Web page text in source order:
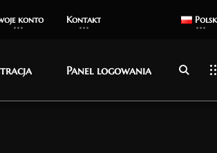
konto
konto Kontakt
Kontakt
Panel logowania
Panel logowania